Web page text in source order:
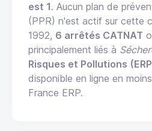
est 1. Aucun plan de
(PPR) n'est actif sur cette
1992, 6 arrêtés CATNAT
principalement liés à
Risques et Pollutions
disponible en ligne en
France ERP.